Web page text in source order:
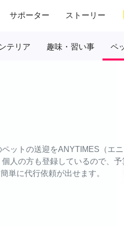
サポーター ストーリー
テリア 趣味・習い事 ペ
ットの送迎をANYTIMES（エ
人の方も登録しているので、予
単に代行依頼が出せます。